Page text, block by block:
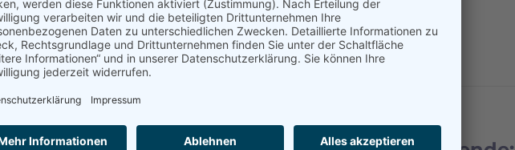
gerne als Privatkunde.
an...